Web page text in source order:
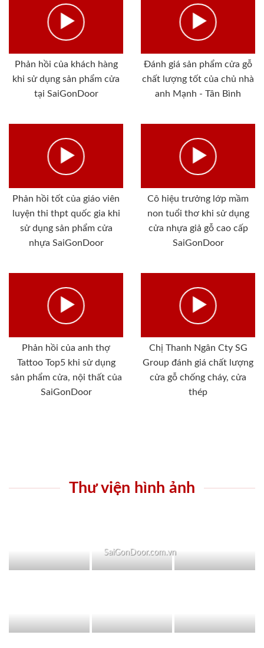
Phản hồi của khách hàng
khi sử dụng sản phẩm cửa
tại SaiGonDoor
Đánh giá sản phẩm cửa gỗ
chất lượng tốt của chủ nhà
anh Mạnh - Tân Bình
Phản hồi tốt của giáo viên
luyện thi thpt quốc gia khi
sử dụng sản phẩm cửa
nhựa SaiGonDoor
Cô hiệu trưởng lớp mầm
non tuổi thơ khi sử dụng
cửa nhựa giả gỗ cao cấp
SaiGonDoor
Phản hồi của anh thợ
Tattoo Top5 khi sử dụng
sản phẩm cửa, nội thất của
SaiGonDoor
Chị Thanh Ngân Cty SG
Group đánh giá chất lượng
cửa gỗ chống cháy, cửa
thép
Thư viện hình ảnh
SaiGonDoor.com.vn